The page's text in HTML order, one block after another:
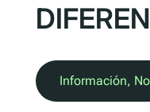
Información,